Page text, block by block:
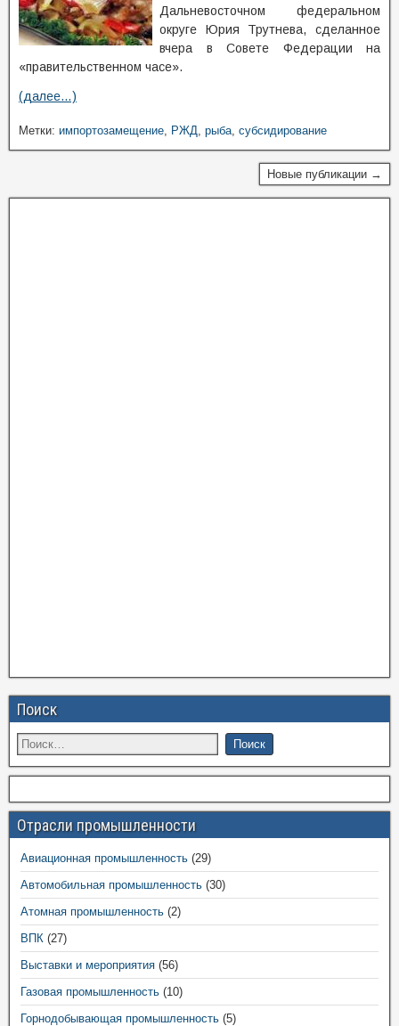
Дальневосточном федеральном
округе Юрия Трутнева, сделанное
вчера в Совете Федерации на
«правительственном часе».
(далее…)
Метки: импортозамещение, РЖД, рыба, субсидирование
Новые публикации →
Поиск
Отрасли промышленности
Авиационная промышленность (29)
Автомобильная промышленность (30)
Атомная промышленность (2)
ВПК (27)
Выставки и мероприятия (56)
Газовая промышленность (10)
Горнодобывающая промышленность (5)